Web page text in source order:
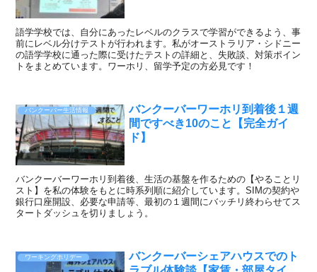
語学学校では、自分にあったレベルのクラスで学習ができるよう、事
前にレベル分けテストが行われます。私がオーストラリア・シドニー
の語学学校に通った際に受けたテストの詳細と、失敗談、対策ポイン
トをまとめています。ワーホリ、留学予定の方必見です！
バンクーバー生活情報
バンクーバーワーホリ到着後１週
間ですべき10のこと【完全ガイ
ド】
バンクーバーワーホリ到着後、生活の基盤を作るための【やることリ
スト】を私の体験をもとに時系列順に紹介しています。SIMの契約や
銀行口座開設、必要な申請等、最初の１週間にバッチリ終わらせてス
タートダッシュを切りましょう。
ワーキングホリデー
バンクーバーシェアハウスでのト